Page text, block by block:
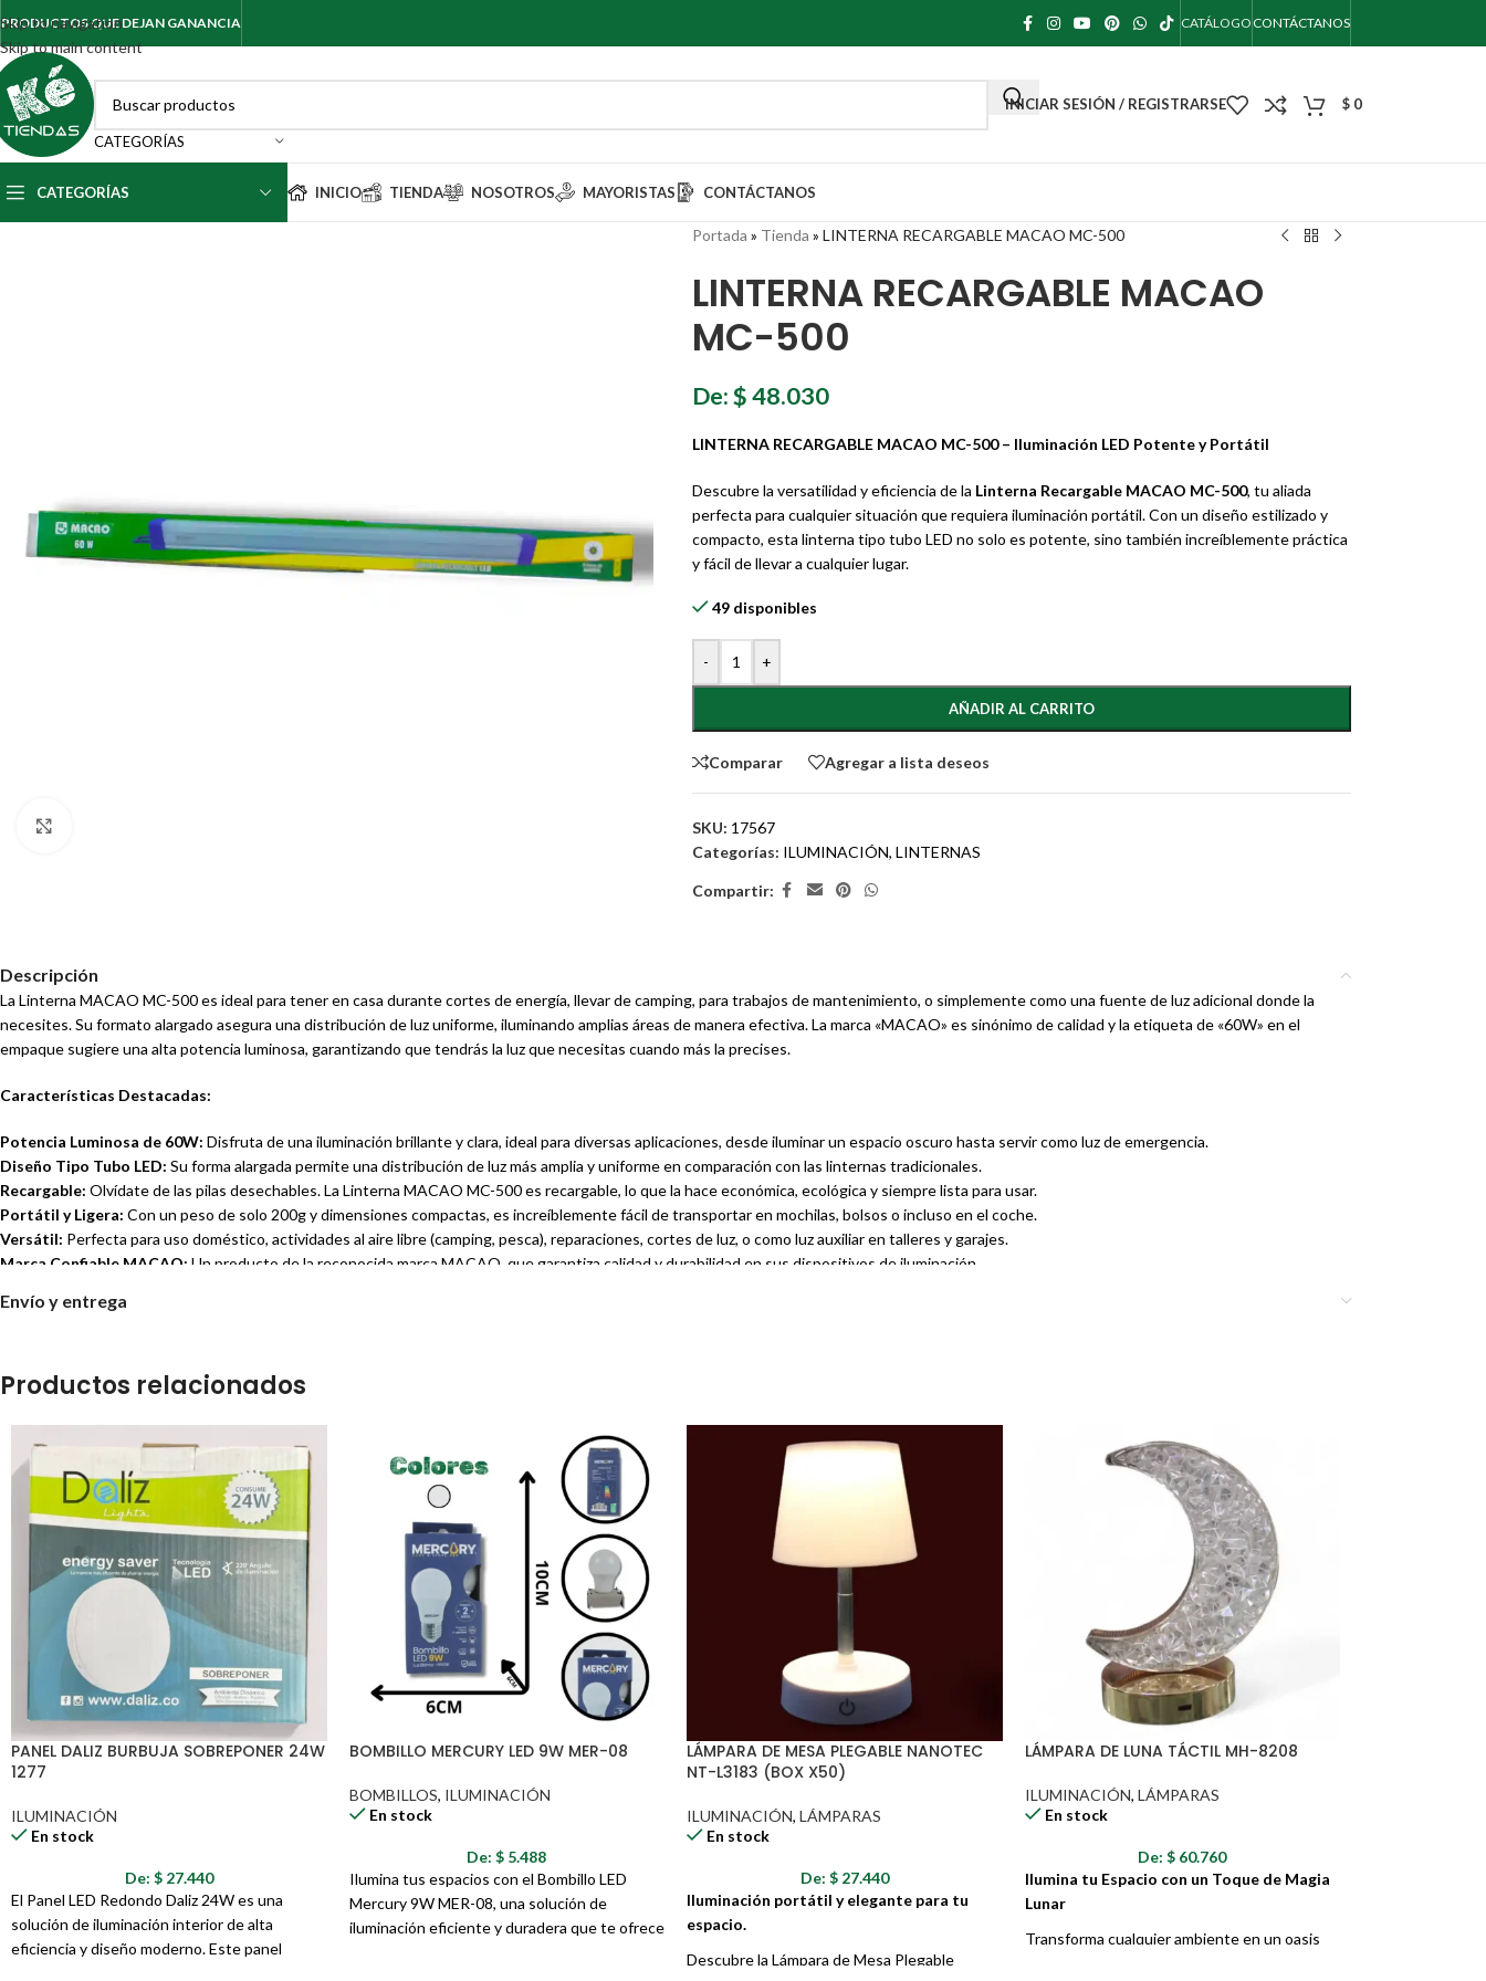
Skip to navigation
Skip to main content
PRODUCTOS QUE DEJAN GANANCIA CATÁLOGO CONTÁCTANOS
CATEGORÍAS
INICIAR SESIÓN / REGISTRARSE $ 0
CATEGORÍAS INICIO TIENDA NOSOTROS MAYORISTAS CONTÁCTANOS
Portada » Tienda » LINTERNA RECARGABLE MACAO MC-500
LINTERNA RECARGABLE MACAO
MC-500
De:$48.030
LINTERNA RECARGABLE MACAO MC-500 – Iluminación LED Potente y Portátil
Descubre la versatilidad y eficiencia de la Linterna Recargable MACAO MC-500, tu aliada
perfecta para cualquier situación que requiera iluminación portátil. Con un diseño estilizado y
compacto, esta linterna tipo tubo LED no solo es potente, sino también increíblemente práctica
y fácil de llevar a cualquier lugar.
49 disponibles
- +
AÑADIR AL CARRITO
Comparar Agregar a lista deseos
SKU: 17567
Categorías: ILUMINACIÓN, LINTERNAS
Compartir:
Descripción
La Linterna MACAO MC-500 es ideal para tener en casa durante cortes de energía, llevar de camping, para trabajos de mantenimiento, o simplemente como una fuente de luz adicional donde la
necesites. Su formato alargado asegura una distribución de luz uniforme, iluminando amplias áreas de manera efectiva. La marca «MACAO» es sinónimo de calidad y la etiqueta de «60W» en el
empaque sugiere una alta potencia luminosa, garantizando que tendrás la luz que necesitas cuando más la precises.
Características Destacadas:
Potencia Luminosa de 60W: Disfruta de una iluminación brillante y clara, ideal para diversas aplicaciones, desde iluminar un espacio oscuro hasta servir como luz de emergencia.
Diseño Tipo Tubo LED: Su forma alargada permite una distribución de luz más amplia y uniforme en comparación con las linternas tradicionales.
Recargable: Olvídate de las pilas desechables. La Linterna MACAO MC-500 es recargable, lo que la hace económica, ecológica y siempre lista para usar.
Portátil y Ligera: Con un peso de solo 200g y dimensiones compactas, es increíblemente fácil de transportar en mochilas, bolsos o incluso en el coche.
Versátil: Perfecta para uso doméstico, actividades al aire libre (camping, pesca), reparaciones, cortes de luz, o como luz auxiliar en talleres y garajes.
Marca Confiable MACAO: Un producto de la reconocida marca MACAO, que garantiza calidad y durabilidad en sus dispositivos de iluminación.
Ancho:4 cm
Peso:200 g
60W (según empaque)
Tipo de Iluminación:LED
Contenido del Paquete:
Ilumina tu vida con laLinterna Recargable MACAO MC-500. ¡Una solución de iluminación práctica, potente y siempre a mano!
Envío y entrega
Productos relacionados
PANEL DALIZ BURBUJA SOBREPONER 24W
1277
ILUMINACIÓN
En stock
De: $27.440
El Panel LED Redondo Daliz 24W es una
solución de iluminación interior de alta
eficiencia y diseño moderno. Este panel
BOMBILLO MERCURY LED 9W MER-08
BOMBILLOS, ILUMINACIÓN
En stock
De:$ 5.488
Ilumina tus espacios con el Bombillo LED
Mercury 9W MER-08, una solución de
iluminación eficiente y duradera que te ofrece
LÁMPARA DE MESA PLEGABLE NANOTEC
NT-L3183 (BOX X50)
ILUMINACIÓN, LÁMPARAS
En stock
De: $27.440
Iluminación portátil y elegante para tu
espacio.
Descubre la Lámpara de Mesa Plegable
LÁMPARA DE LUNA TÁCTIL MH-8208
ILUMINACIÓN, LÁMPARAS
En stock
De:$ 60.760
Ilumina tu Espacio con un Toque de Magia
Lunar
Transforma cualquier ambiente en un oasis